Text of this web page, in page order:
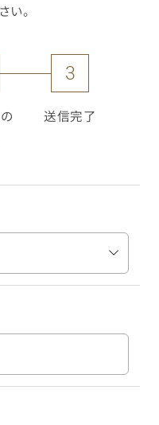
い。
3
送信完了